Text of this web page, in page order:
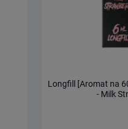
Longfill [Aromat na
- Milk